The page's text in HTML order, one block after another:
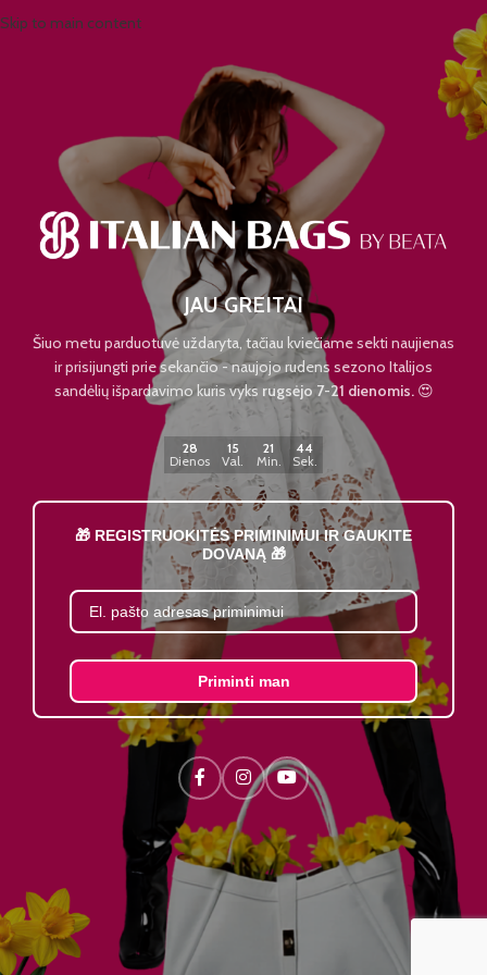
Skip to main content
JAU GREITAI
Šiuo metu parduotuvė uždaryta, tačiau kviečiame sekti naujienas
ir prisijungti prie sekančio - naujojo rudens sezono Italijos
sandėlių išpardavimo kuris vyks rugsėjo 7-21 dienomis.😍
28
Dienos
15
Val.
21
Min.
44
Sek.
🎁 REGISTRUOKITĖS PRIMINIMUI IR GAUKITE
DOVANĄ 🎁
Priminti man